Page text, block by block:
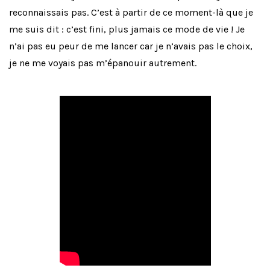
reconnaissais pas. C’est à partir de ce moment-là que je
me suis dit : c’est fini, plus jamais ce mode de vie ! Je
n’ai pas eu peur de me lancer car je n’avais pas le choix,
je ne me voyais pas m’épanouir autrement.